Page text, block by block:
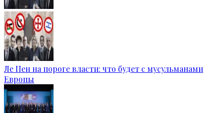
Ле Пен на пороге власти: что будет с мусульманами
Европы